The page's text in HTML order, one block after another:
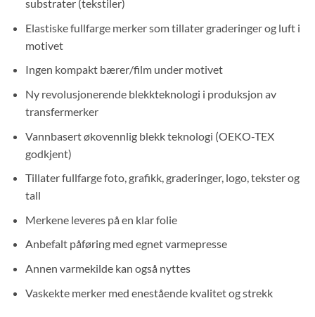
substrater (tekstiler)
Elastiske fullfarge merker som tillater graderinger og luft i
motivet
Ingen kompakt bærer/film under motivet
Ny revolusjonerende blekkteknologi i produksjon av
transfermerker
Vannbasert økovennlig blekk teknologi (OEKO-TEX
godkjent)
Tillater fullfarge foto, grafikk, graderinger, logo, tekster og
tall
Merkene leveres på en klar folie
Anbefalt påføring med egnet varmepresse
Annen varmekilde kan også nyttes
Vaskekte merker med enestående kvalitet og strekk